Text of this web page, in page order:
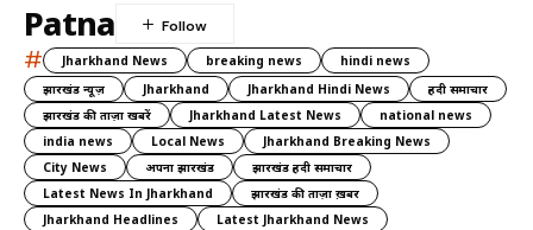
Patna
# Jharkhand News breaking news
hindi news
झारखंड न्यूज़
Jharkhand Jharkhand Hindi News
हिंदी समाचार
झारखंड की ताज़ा खबरें
Jharkhand Latest News
national news
india news
Local News
Jharkhand Breaking News
City News
अपना झारखंड
झारखंड हिंदी समाचार
Latest News In Jharkhand
झारखंड की ताज़ा ख़बर
Jharkhand Headlines
Latest Jharkhand News